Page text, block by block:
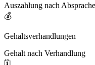
Auszahlung nach Absprache
💰
Gehaltsverhandlungen
Gehalt nach Verhandlung